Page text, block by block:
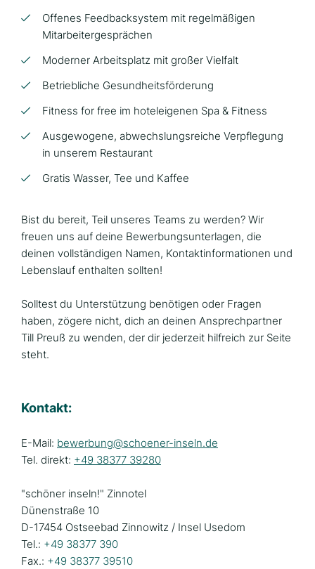
Offenes Feedbacksystem mit regelmäßigen
Mitarbeitergesprächen
Moderner Arbeitsplatz mit großer Vielfalt
Betriebliche Gesundheitsförderung
Fitness for free im hoteleigenen Spa & Fitness
Ausgewogene, abwechslungsreiche Verpflegung
in unserem Restaurant
Gratis Wasser, Tee und Kaffee
Bist du bereit, Teil unseres Teams zu werden? Wir
freuen uns auf deine Bewerbungsunterlagen, die
deinen vollständigen Namen, Kontaktinformationen und
Lebenslauf enthalten sollten!
Solltest du Unterstützung benötigen oder Fragen
haben, zögere nicht, dich an deinen Ansprechpartner
Till Preuß zu wenden, der dir jederzeit hilfreich zur Seite
steht.
Kontakt:
E-Mail: bewerbung@schoener-inseln.de
Tel. direkt: +49 38377 39280
"schöner inseln!" Zinnotel
Dünenstraße 10
D-17454 Ostseebad Zinnowitz / Insel Usedom
Tel.: +49 38377 390
Fax.: +49 38377 39510